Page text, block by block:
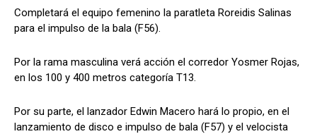
Completará el equipo femenino la paratleta Roreidis Salinas
para el impulso de la bala (F56).
Por la rama masculina verá acción el corredor Yosmer Rojas,
en los 100 y 400 metros categoría T13.
Por su parte, el lanzador Edwin Macero hará lo propio, en el
lanzamiento de disco e impulso de bala (F57) y el velocista